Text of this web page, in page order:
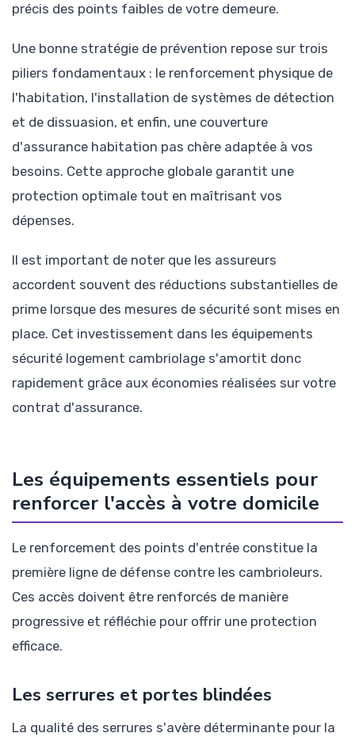
précis des points faibles de votre demeure.
Une bonne stratégie de prévention repose sur trois
piliers fondamentaux : le renforcement physique de
l'habitation, l'installation de systèmes de détection
et de dissuasion, et enfin, une couverture
d'assurance habitation pas chère adaptée à vos
besoins. Cette approche globale garantit une
protection optimale tout en maîtrisant vos
dépenses.
Il est important de noter que les assureurs
accordent souvent des réductions substantielles de
prime lorsque des mesures de sécurité sont mises en
place. Cet investissement dans les équipements
sécurité logement cambriolage s'amortit donc
rapidement grâce aux économies réalisées sur votre
contrat d'assurance.
Les équipements essentiels pour
renforcer l'accès à votre domicile
Le renforcement des points d'entrée constitue la
première ligne de défense contre les cambrioleurs.
Ces accès doivent être renforcés de manière
progressive et réfléchie pour offrir une protection
efficace.
Les serrures et portes blindées
La qualité des serrures s'avère déterminante pour la